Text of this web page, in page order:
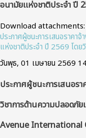
อนามัยแห่งชาติประจำ ปี
Download attachments:
ประกาศผู้ชนะการเสนอราคา
แห่งชาติประจำ ปี 2569 โดย
วันพุธ, 01 เมษายน 2569
ประกาศผู้ชนะการเสนอร
วิชาการด้านความปลอดภั
Avenue International